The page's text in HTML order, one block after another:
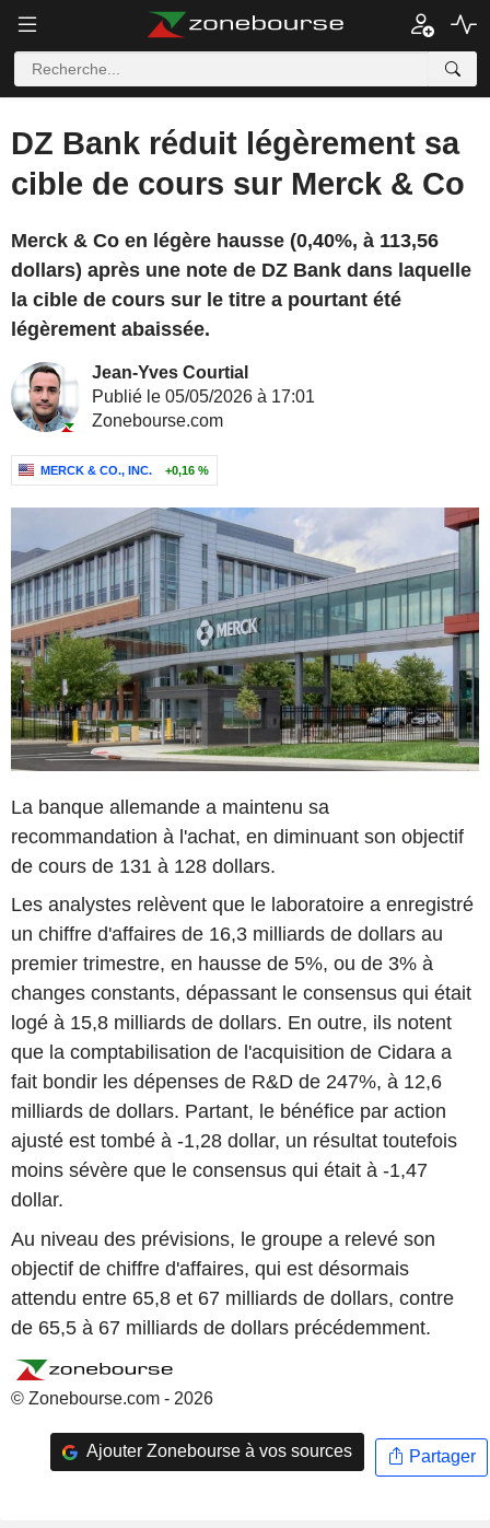
DZ Bank réduit légèrement sa
cible de cours sur Merck & Co
Merck & Co en légère hausse (0,40%, à 113,56
dollars) après une note de DZ Bank dans laquelle
la cible de cours sur le titre a pourtant été
légèrement abaissée.
Jean-Yves Courtial
Publié le 05/05/2026 à 17:01
Zonebourse.com
MERCK & CO., INC. +0,16 %
La banque allemande a maintenu sa
recommandation à l'achat, en diminuant son objectif
de cours de 131 à 128 dollars.
Les analystes relèvent que le laboratoire a enregistré
un chiffre d'affaires de 16,3 milliards de dollars au
premier trimestre, en hausse de 5%, ou de 3% à
changes constants, dépassant le consensus qui était
logé à 15,8 milliards de dollars. En outre, ils notent
que la comptabilisation de l'acquisition de Cidara a
fait bondir les dépenses de R&D de 247%, à 12,6
milliards de dollars. Partant, le bénéfice par action
ajusté est tombé à -1,28 dollar, un résultat toutefois
moins sévère que le consensus qui était à -1,47
dollar.
Au niveau des prévisions, le groupe a relevé son
objectif de chiffre d'affaires, qui est désormais
attendu entre 65,8 et 67 milliards de dollars, contre
de 65,5 à 67 milliards de dollars précédemment.
© Zonebourse.com - 2026
Ajouter Zonebourse à vos sources Partager